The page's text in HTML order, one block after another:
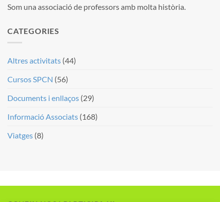
Som una associació de professors amb molta història.
CATEGORIES
Altres activitats (44)
Cursos SPCN (56)
Documents i enllaços (29)
Informació Associats (168)
Viatges (8)